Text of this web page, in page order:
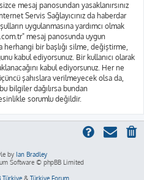
mesaj panosundan yasaklanırsınız
Servis Sağlayıcınız da haberdar
uygulanmasına yardımcı olmak
mesaj panosunda uygun
herhangi bir başlığı silme, değiştirme,
kabul ediyorsunuz. Bir kullanıcı olarak
kabul ediyorsunuz. Her ne
şahıslara verilmeyecek olsa da,
bilgiler dağılırsa bundan
sorumlu değildir.
by Ian Bradley
Software © phpBB Limited
Türkiye& Türkiye Forum